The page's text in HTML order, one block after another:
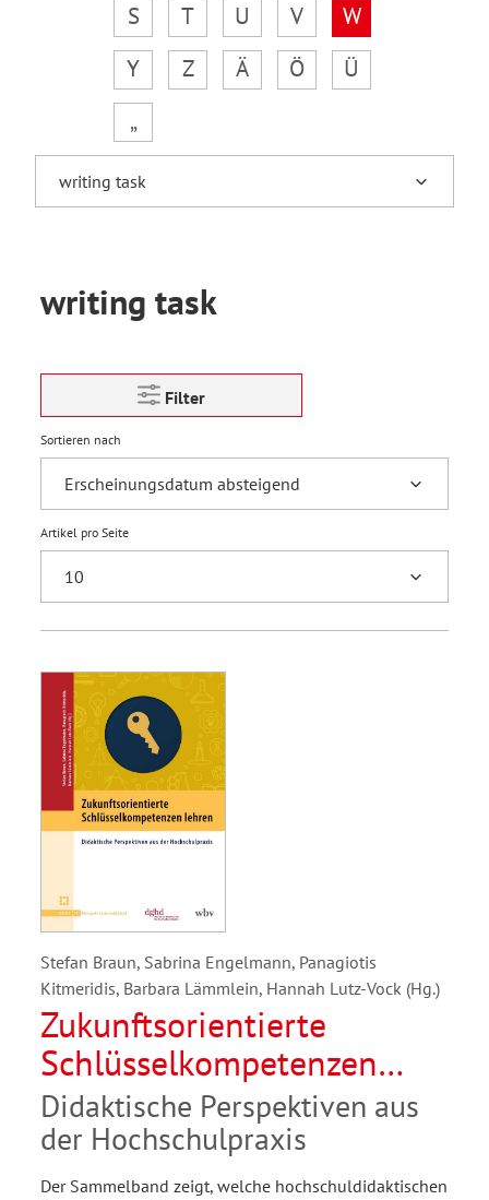
S
T U V
W
Y
Z Ä Ö
Ü
„
writing task
Filter
Sortieren nach
Artikel pro Seite
Stefan Braun, Sabrina Engelmann, Panagiotis
Kitmeridis, Barbara Lämmlein, Hannah Lutz-Vock (Hg.)
Zukunftsorientierte
Schlüsselkompetenzen
lehren
Didaktische Perspektiven aus
der Hochschulpraxis
Der Sammelband zeigt, welche hochschuldidaktischen